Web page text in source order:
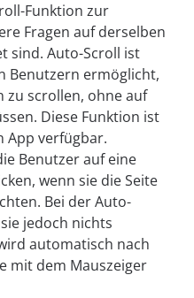
Funktion zur
Fragen auf derselben
sind. Auto-Scroll ist
Benutzern ermöglicht,
zu scrollen, ohne auf
Diese Funktion ist
App verfügbar.
Benutzer auf eine
wenn sie die Seite
Bei der Auto-
jedoch nichts
automatisch nach
mit dem Mauszeiger